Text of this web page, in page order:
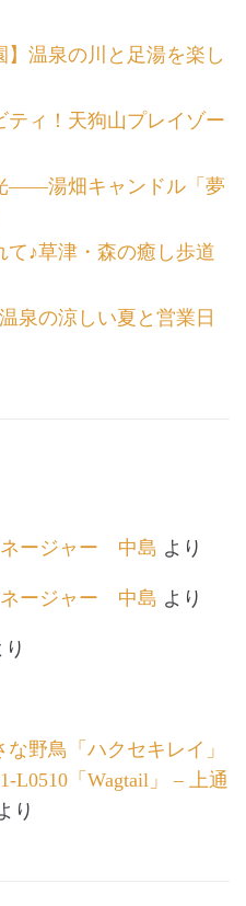
】温泉の川と足湯を楽し
ティ！天狗山プレイゾー
――湯畑キャンドル「夢
♪草津・森の癒し歩道
泉の涼しい夏と営業日
ネージャー 中島 より
ネージャー 中島 より
り
野鳥「ハクセキレイ」
L0510「Wagtail」 – 上通
り